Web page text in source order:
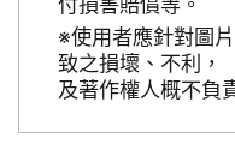
※使用者應針對圖
致之損壞、不利，
及著作權人概不負